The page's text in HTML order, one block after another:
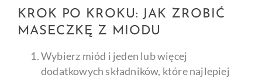
KROK PO KROKU: JAK ZROBIĆ
MASECZKĘ Z MIODU
Wybierz miód i jeden lub więcej
dodatkowych składników, które najlepiej